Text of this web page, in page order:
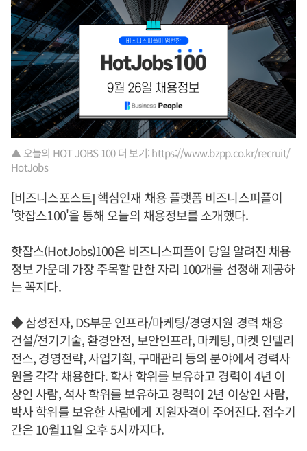
▲ 오늘의 HOT JOBS 100 더 보기: https://www.bzpp.co.kr/recruit/
HotJobs
[비즈니스포스트] 핵심인재 채용 플랫폼 비즈니스피플이
'핫잡스100'을 통해 오늘의 채용정보를 소개했다.
핫잡스(HotJobs)100은 비즈니스피플이 당일 알려진 채용
정보 가운데 가장 주목할 만한 자리 100개를 선정해 제공하
는 꼭지다.
◆ 삼성전자, DS부문 인프라/마케팅/경영지원 경력 채용
건설/전기기술, 환경안전, 보안인프라, 마케팅, 마켓 인텔리
전스, 경영전략, 사업기획, 구매관리 등의 분야에서 경력사
원을 각각 채용한다. 학사 학위를 보유하고 경력이 4년 이
상인 사람, 석사 학위를 보유하고 경력이 2년 이상인 사람,
박사 학위를 보유한 사람에게 지원자격이 주어진다. 접수기
간은 10월11일 오후 5시까지다.